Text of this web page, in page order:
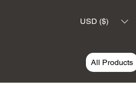
USD ($)
All Products